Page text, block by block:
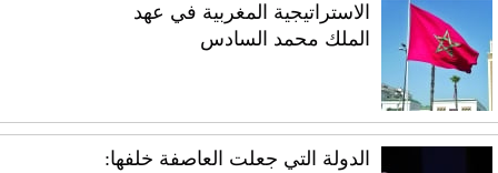
الاستراتيجية المغربية في عهد
الملك محمد السادس
الدولة التي جعلت العاصفة خلفها: